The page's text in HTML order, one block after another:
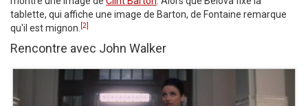
tablette, qui affiche une image de Barton, de Fontaine remarque
qu'il est mignon. [2]
Rencontre avec John Walker